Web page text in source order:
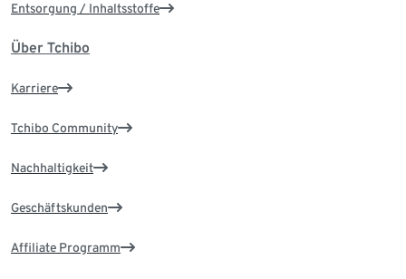
Entsorgung / Inhaltsstoffe
Über Tchibo
Karriere
Tchibo Community
Nachhaltigkeit
Geschäftskunden
Affiliate Programm